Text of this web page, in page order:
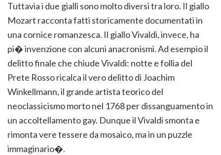
Tuttavia i due gialli sono molto diversi tra loro. Il giallo
Mozart racconta fatti storicamente documentati in
una cornice romanzesca. Il giallo Vivaldi, invece, ha
pi� invenzione con alcuni anacronismi. Ad esempio il
delitto finale che chiude Vivaldi: notte e follia del
Prete Rosso ricalca il vero delitto di Joachim
Winkellmann, il grande artista teorico del
neoclassicismo morto nel 1768 per dissanguamento in
un accoltellamento gay. Dunque il Vivaldi smonta e
rimonta vere tessere da mosaico, ma in un puzzle
immaginario�.